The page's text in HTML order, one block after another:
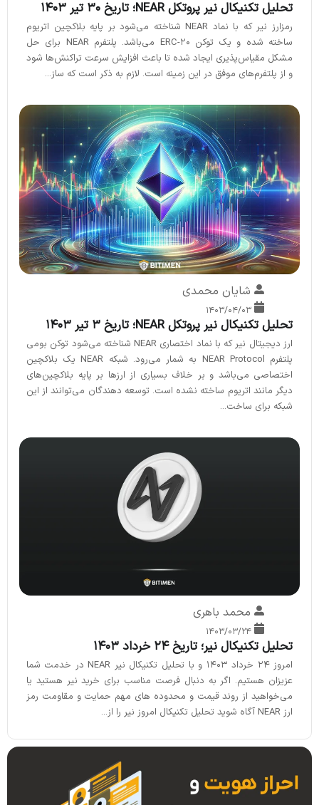
تحلیل تکنیکال نیر پروتکل NEAR؛ تاریخ ۳۰ تیر ۱۴۰۳
رمزارز نیر که با نماد NEAR شناخته می‌شود بر پایه بلاکچین اتریوم
ساخته شده و یک توکن ERC-20 می‌باشد. پلتفرم NEAR برای حل
مشکل مقیاس‌پذیری ایجاد شده تا باعث افزایش سرعت تراکنش‌ها شود
و از پلتفرم‌های موفق در این زمینه است. لازم به ذکر است که ساز...
شایان محمدی
۱۴۰۳/۰۴/۰۳
تحلیل تکنیکال نیر پروتکل NEAR؛ تاریخ 3 تیر 1403
ارز دیجیتال نیر که با نماد اختصاری NEAR شناخته می‌شود توکن بومی
پلتفرم NEAR Protocol به شمار می‌رود. شبکه NEAR یک بلاکچین
اختصاصی می‌باشد و بر خلاف بسیاری از ارزها بر پایه بلاکچین‌های
دیگر مانند اتریوم ساخته نشده است. توسعه دهندگان می‌توانند از این
شبکه برای ساخت...
محمد باهری
۱۴۰۳/۰۳/۲۴
تحلیل تکنیکال نیر؛ تاریخ 24 خرداد 1403
امروز 24 خرداد 1403 و با تحلیل تکنیکال نیر NEAR در خدمت شما
عزیزان هستیم. اگر به دنبال فرصت مناسب برای خرید نیر هستید یا
می‌خواهید از روند قیمت و محدوده های مهم حمایت و مقاومت رمز
ارز NEAR آگاه شوید تحلیل تکنیکال امروز نیر را از...